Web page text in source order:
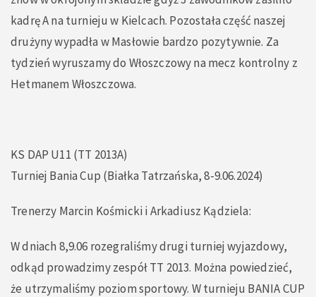
kadrę A na turnieju w Kielcach. Pozostała część naszej
drużyny wypadła w Masłowie bardzo pozytywnie. Za
tydzień wyruszamy do Włoszczowy na mecz kontrolny z
Hetmanem Włoszczowa.
KS DAP U11 (TT 2013A)
Turniej Bania Cup (Białka Tatrzańska, 8-9.06.2024)
Trenerzy Marcin Kośmicki i Arkadiusz Kądziela:
W dniach 8,9.06 rozegraliśmy drugi turniej wyjazdowy,
odkąd prowadzimy zespół TT 2013. Można powiedzieć,
że utrzymaliśmy poziom sportowy. W turnieju BANIA CUP